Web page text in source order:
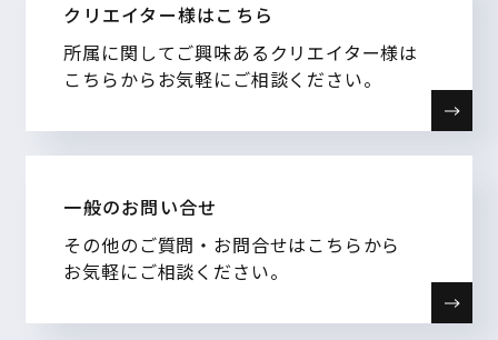
クリエイター様はこちら
所属に関してご興味あるクリエイター様は
こちらからお気軽にご相談ください。
一般のお問い合せ
その他のご質問・お問合せはこちらから
お気軽にご相談ください。